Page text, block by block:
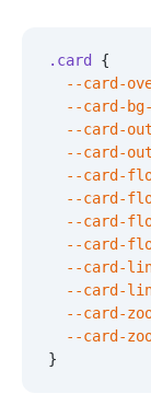
.card {
--card-
--card-
--card-
--card-
--card-
--card-
--card-
--card-
--card-
--card-
--card-
--card-
}